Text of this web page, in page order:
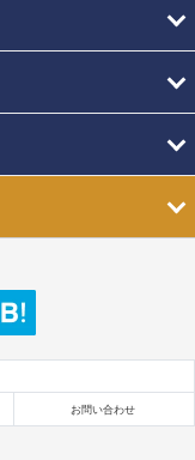
お問い合わせ